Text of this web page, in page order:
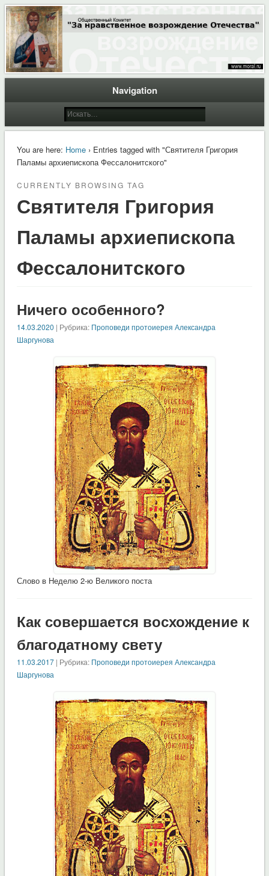
Moral.Ru
Общественный Комитет "За нравственное возрождение Отечества"
Navigation
You are here: Home› Entries tagged with "Святителя Григория
Паламы архиепископа Фессалонитского"
CURRENTLY BROWSING TAG
Святителя Григория
Паламы архиепископа
Фессалонитского
Ничего особенного?
14.03.2020 | Рубрика: Проповеди протоиерея Александра
Шаргунова
Слово в Неделю 2-ю Великого поста
Как совершается восхождение к
благодатному свету
11.03.2017| Рубрика: Проповеди протоиерея Александра
Шаргунова